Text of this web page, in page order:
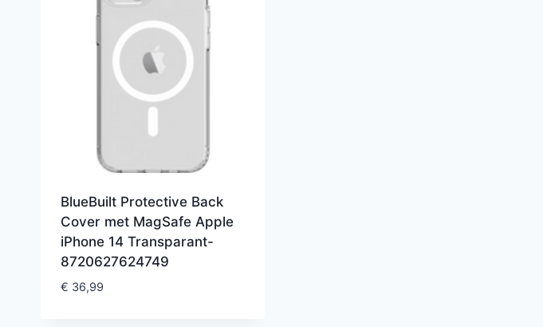
BlueBuilt Protective Back
Cover met MagSafe Apple
iPhone 14 Transparant-
8720627624749
€ 36,99